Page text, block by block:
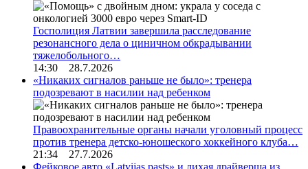
Госполиция Латвии завершила расследование
резонансного дела о циничном обкрадывании
тяжелобольного…
14:30 28.7.2026
«Никаких сигналов раньше не было»: тренера
подозревают в насилии над ребенком
Правоохранительные органы начали уголовный процесс
против тренера детско-юношеского хоккейного клуба…
21:34 27.7.2026
Фейковое авто «Latvijas pasts» и лихая драйверша из